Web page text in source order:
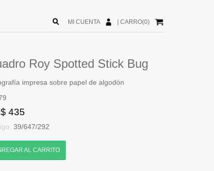
|CARRO(0)
MI CUENTA
Roy Spotted Stick Bug
impresa sobre papel de algodón
435
39/647/292
AL CARRITO